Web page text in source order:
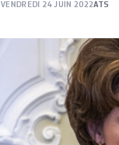
VENDREDI 24 JUIN 2022ATS